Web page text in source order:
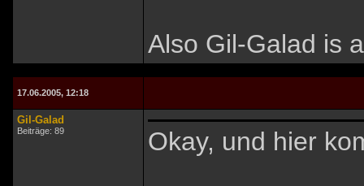
Also Gil-Galad is
17.06.2005, 12:18
Gil-Galad
Beiträge: 89 Okay, und hier